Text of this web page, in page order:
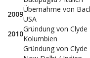
2009
Übernahme von
USA
2010
Gründung von
Kolumbien
Gründung von